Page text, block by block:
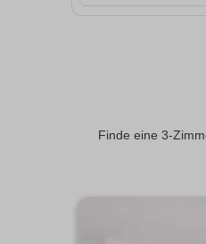
Finde eine 3-